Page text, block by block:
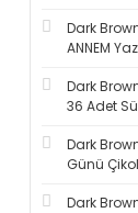
Dark
ANNEM
Dark
36 Adet
Dark
Günü
Dark